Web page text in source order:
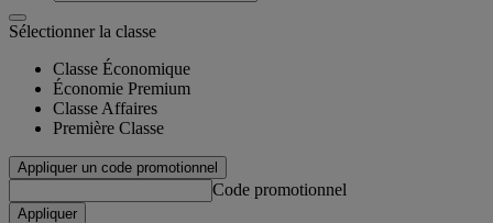
Sélectionner la classe
Classe Économique
Économie Premium
Classe Affaires
Première Classe
Appliquer un code promotionnel
Code promotionnel
Appliquer